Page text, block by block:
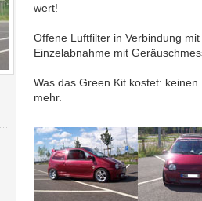
wert!
Offene Luftfilter in Verbindung
Einzelabnahme mit
Was das Green Kit kostet:
mehr.